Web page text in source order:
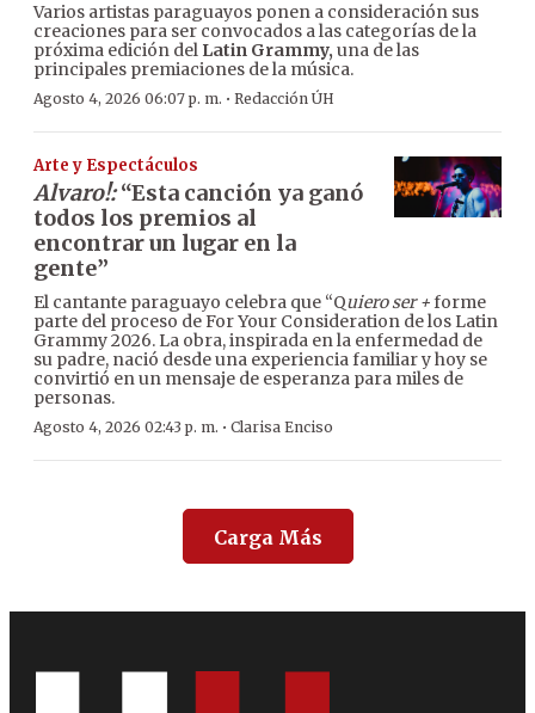
Varios artistas paraguayos ponen a consideración sus
creaciones para ser convocados a las categorías de la
próxima edición del Latin Grammy, una de las
principales premiaciones de la música.
Agosto 4, 2026 06:07 p. m. · Redacción ÚH
Arte y Espectáculos
Alvaro!:“Esta canción ya ganó
todos los premios al
encontrar un lugar en la
gente”
El cantante paraguayo celebra que “Quiero ser +forme
parte del proceso de For Your Consideration de los Latin
Grammy 2026. La obra, inspirada en la enfermedad de
su padre, nació desde una experiencia familiar y hoy se
convirtió en un mensaje de esperanza para miles de
personas.
Agosto 4, 2026 02:43 p. m. · Clarisa Enciso
Carga Más